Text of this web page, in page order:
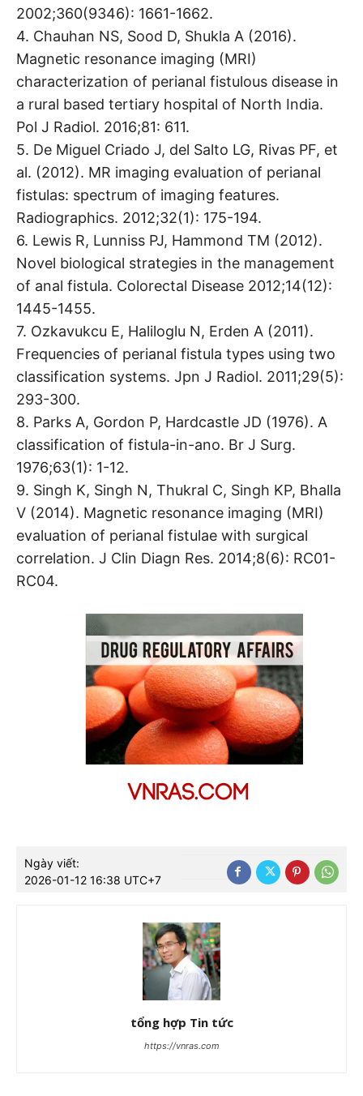
2002;360(9346): 1661-1662.
4. Chauhan NS, Sood D, Shukla A (2016).
Magnetic resonance imaging (MRI)
characterization of perianal fistulous disease in
a rural based tertiary hospital of North India.
Pol J Radiol. 2016;81: 611.
5. De Miguel Criado J, del Salto LG, Rivas PF, et
al. (2012). MR imaging evaluation of perianal
fistulas: spectrum of imaging features.
Radiographics. 2012;32(1): 175-194.
6. Lewis R, Lunniss PJ, Hammond TM (2012).
Novel biological strategies in the management
of anal fistula. Colorectal Disease 2012;14(12):
1445-1455.
7. Ozkavukcu E, Haliloglu N, Erden A (2011).
Frequencies of perianal fistula types using two
classification systems. Jpn J Radiol. 2011;29(5):
293-300.
8. Parks A, Gordon P, Hardcastle JD (1976). A
classification of fistula-in-ano. Br J Surg.
1976;63(1): 1-12.
9. Singh K, Singh N, Thukral C, Singh KP, Bhalla
V (2014). Magnetic resonance imaging (MRI)
evaluation of perianal fistulae with surgical
correlation. J Clin Diagn Res. 2014;8(6): RC01-
RC04.
Ngày viết:
2026-01-12 16:38 UTC+7
tổng hợp Tin tức
https://vnras.com